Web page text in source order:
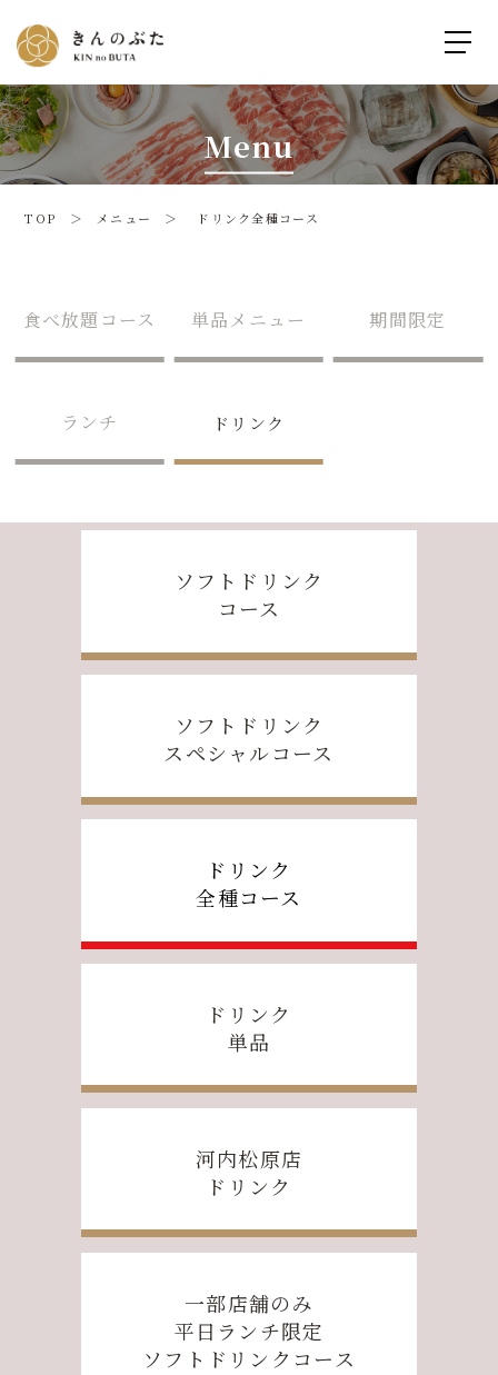
Menu
TOP ＞ メニュー ＞ ドリンク全種コース
食べ放題コース 単品メニュー 期間限定
ランチ ドリンク
ソフトドリンク
コース
ソフトドリンク
スペシャルコース
ドリンク
全種コース
ドリンク
単品
河内松原店
ドリンク
一部店舗のみ
平日ランチ限定
ソフトドリンクコース